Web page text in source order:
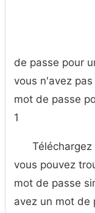
de passe pour
vous n'avez
mot de passe
1
vous pouvez
mot de passe
avez un mot de